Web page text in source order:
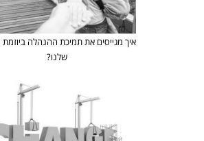
איך מגייסים את תמיכת ההנהלה ביוזמת
שלנו?